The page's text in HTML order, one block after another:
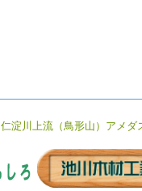
仁淀川上流（鳥形山）アメダ